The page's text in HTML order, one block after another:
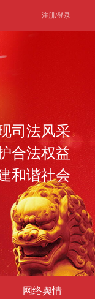
注册/登录
司法风采
合法权益
和谐社会
网络舆情